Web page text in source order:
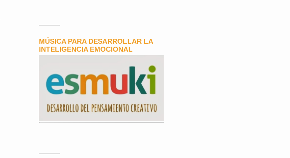
MÚSICA PARA DESARROLLAR LA
INTELIGENCIA EMOCIONAL